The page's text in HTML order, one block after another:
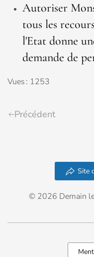
Autoriser
tous les
l'Etat donne
demande de
Vues : 1253
Précédent
Site
© 2026 Demain